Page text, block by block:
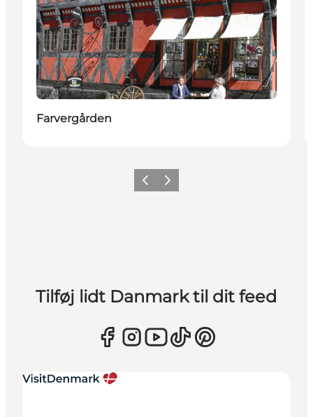
Farvergården
ForrigeNæste
Tilføj lidt Danmark til dit feed